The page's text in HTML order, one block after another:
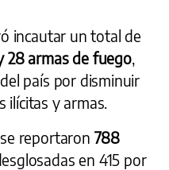
incautar un total de
28 armas de fuego,
país por disminuir
ilícitas y armas.
reportaron 788
en 415 por